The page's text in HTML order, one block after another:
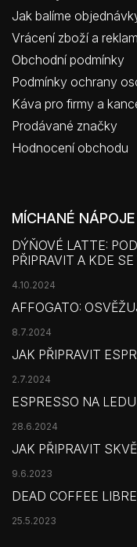
Jak balíme
Vrácení zboží a
Obchodní podmínky
Podmínky ochrany
Káva pro firmy a
Prodávané značky
Hodnocení obchodu
MÍCHANÉ
DÝŇOVÉ LATTE:
PŘIPRAVIT A KDE
4.10.2024
AFFOGATO:
8.7.2024
JAK PŘIPRAVIT
2.7.2024
ESPRESSO NA LEDU
28.6.2024
JAK PŘIPRAVIT
9.6.2023
DEAD COFFEE
25.5.2023